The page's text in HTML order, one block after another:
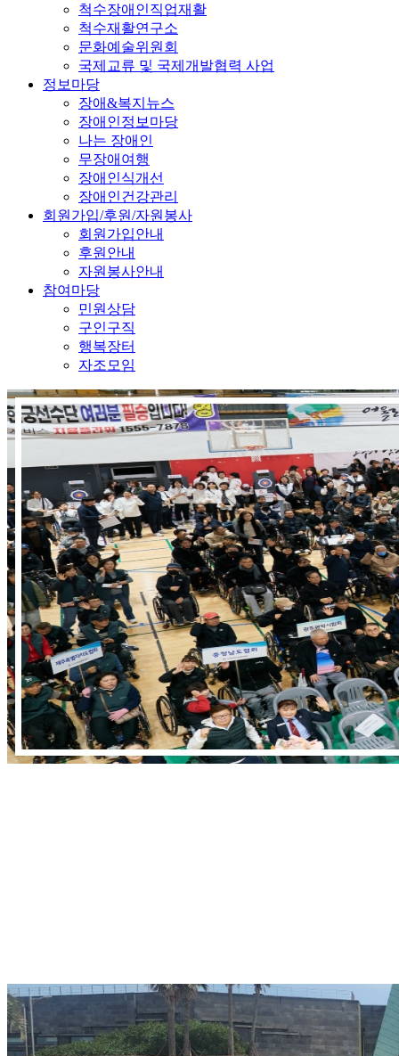
척수장애인직업재활
척수재활연구소
문화예술위원회
국제교류 및 국제개발협력 사업
정보마당
장애&복지뉴스
장애인정보마당
나는 장애인
무장애여행
장애인식개선
장애인건강관리
회원가입/후원/자원봉사
회원가입안내
후원안내
자원봉사안내
참여마당
민원상담
구인구직
행복장터
자조모임